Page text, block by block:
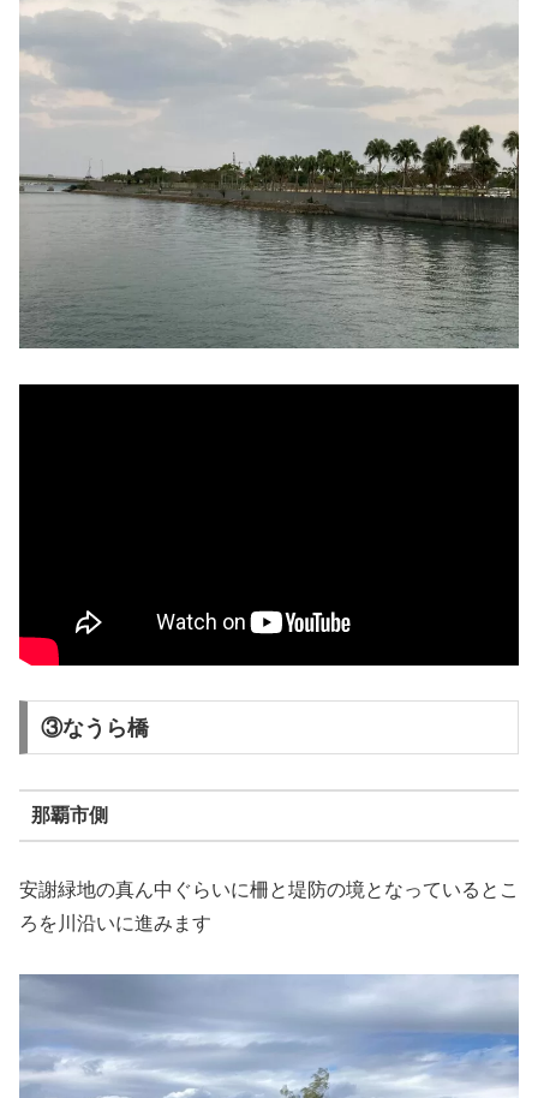
③なうら橋
那覇市側
安謝緑地の真ん中ぐらいに柵と堤防の境となっているとこ
ろを川沿いに進みます